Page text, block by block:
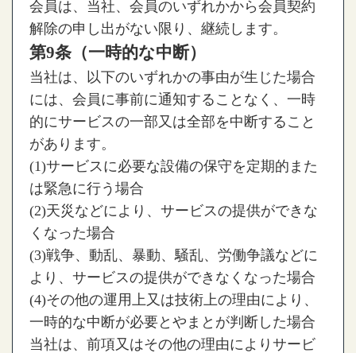
会員は、当社、会員のいずれかから会員契約
解除の申し出がない限り、継続します。
第9条（一時的な中断）
当社は、以下のいずれかの事由が生じた場合
には、会員に事前に通知することなく、一時
的にサービスの一部又は全部を中断すること
があります。
(1)サービスに必要な設備の保守を定期的また
は緊急に行う場合
(2)天災などにより、サービスの提供ができな
くなった場合
(3)戦争、動乱、暴動、騒乱、労働争議などに
より、サービスの提供ができなくなった場合
(4)その他の運用上又は技術上の理由により、
一時的な中断が必要とやまとが判断した場合
当社は、前項又はその他の理由によりサービ